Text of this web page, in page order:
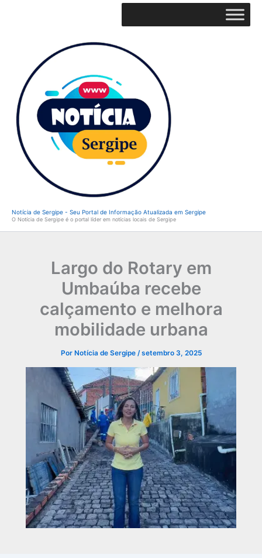
Notícia de Sergipe - Seu Portal de Informação Atualizada em Sergipe
O Notícia de Sergipe é o portal líder em notícias locais de Sergipe
Largo do Rotary em
Umbaúba recebe
calçamento e melhora
mobilidade urbana
Por Notícia de Sergipe /setembro 3, 2025